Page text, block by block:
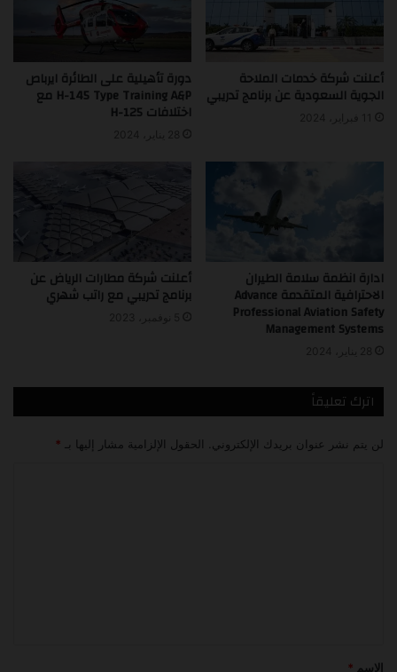
أعلنت شركة خدمات الملاحة
الجوية السعودية عن برنامج تدريبي
دورة تأهيلية على الطائرة ايرباص
H-145 Type Training A&P مع
اختلافات H-125
ادارة انظمة سلامة الطيران
الاحترافية المتقدمة Advance
Professional Aviation Safety
Management Systems
أعلنت شركة مطارات الرياض عن
برنامج تدريبي مع راتب شهري
اترك تعليقاً
لن يتم نشر عنوان بريدك الإلكتروني. الحقول الإلزامية مشار إليها بـ *
*الاسم *